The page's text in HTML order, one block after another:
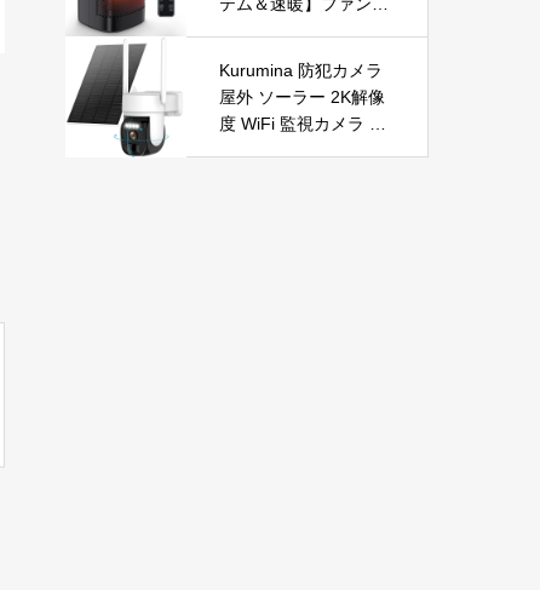
電気ヒーター 転倒自動
オフ 過熱保護 省エネ
節電 PSE認証済 暖房
器具
ED表示 低騒音【空気
浄化】ファンヒーター
電気 ECO知能恒温 省
エネ 暖房器具 転倒オ
Kurumina 防犯カメラ
屋外 ソーラー 2K解像
度 WiFi 監視カメラ ワ